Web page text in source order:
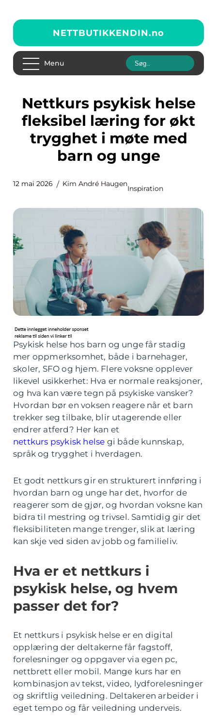
NETTBUTIKKENDIN.no
Menu
Nettkurs psykisk helse
fleksibel læring for økt
trygghet i møte med
barn og unge
12 mai 2026 Kim André Haugen
Inspiration
Psykisk helse hos barn og unge får stadig
mer oppmerksomhet, både i barnehager,
skoler, SFO og hjem. Flere voksne opplever
likevel usikkerhet: Hva er normale reaksjoner,
og hva kan være tegn på psykiske vansker?
Hvordan bør en voksen reagere når et barn
trekker seg tilbake, blir utagerende eller
endrer atferd? Her kan et
nettkurs psykisk helse gi både kunnskap,
språk og trygghet i hverdagen.
Et godt nettkurs gir en strukturert innføring i
hvordan barn og unge har det, hvorfor de
reagerer som de gjør, og hvordan voksne kan
bidra til mestring og trivsel. Samtidig gir det
fleksibiliteten mange trenger, slik at læring
kan skje ved siden av jobb og familieliv.
Hva er et nettkurs i
psykisk helse, og hvem
passer det for?
Et nettkurs i psykisk helse er en digital
opplæring der deltakerne får fagstoff,
forelesninger og oppgaver via egen pc,
nettbrett eller mobil. Mange kurs har en
kombinasjon av tekst, video, lydforelesninger
og skriftlig veiledning. Deltakeren arbeider i
eget tempo og får veiledning underveis.